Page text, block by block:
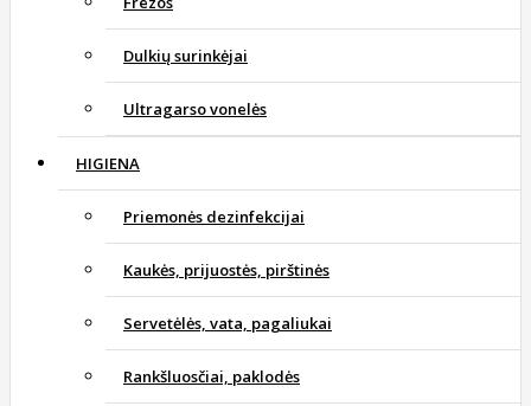
Dulkių surinkėjai
Ultragarso vonelės
HIGIENA
Priemonės dezinfekcijai
Kaukės, prijuostės, pirštinės
Servetėlės, vata, pagaliukai
Rankšluosčiai, paklodės